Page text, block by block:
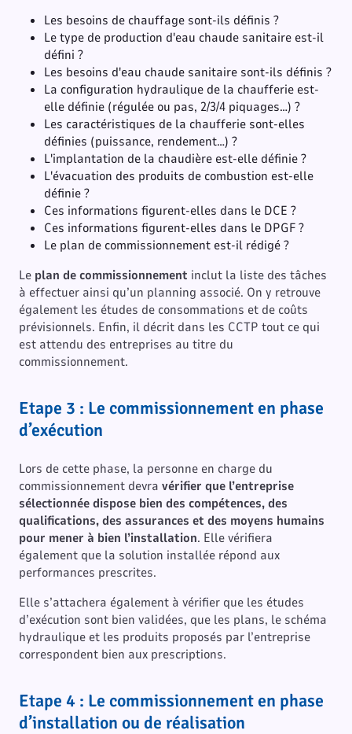
Les besoins de chauffage sont-ils définis ?
Le type de production d'eau chaude sanitaire est-il
défini ?
Les besoins d'eau chaude sanitaire sont-ils définis ?
La configuration hydraulique de la chaufferie est-
elle définie (régulée ou pas, 2/3/4 piquages…) ?
Les caractéristiques de la chaufferie sont-elles
définies (puissance, rendement…) ?
L'implantation de la chaudière est-elle définie ?
L'évacuation des produits de combustion est-elle
définie ?
Ces informations figurent-elles dans le DCE ?
Ces informations figurent-elles dans le DPGF ?
Le plan de commissionnement est-il rédigé ?
Le plan de commissionnement inclut la liste des tâches
à effectuer ainsi qu’un planning associé. On y retrouve
également les études de consommations et de coûts
prévisionnels. Enfin, il décrit dans les CCTP tout ce qui
est attendu des entreprises au titre du
commissionnement.
Etape 3 : Le commissionnement en phase
d’exécution
Lors de cette phase, la personne en charge du
commissionnement devra vérifier que l’entreprise
sélectionnée dispose bien des compétences, des
qualifications, des assurances et des moyens humains
pour mener à bien l’installation. Elle vérifiera
également que la solution installée répond aux
performances prescrites.
Elle s’attachera également à vérifier que les études
d’exécution sont bien validées, que les plans, le schéma
hydraulique et les produits proposés par l’entreprise
correspondent bien aux prescriptions.
Etape 4 : Le commissionnement en phase
d’installation ou de réalisation